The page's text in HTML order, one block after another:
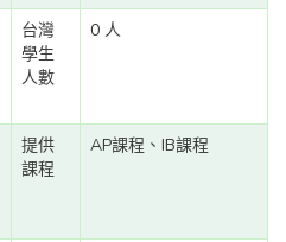
台灣
學生
人數
0 人
提供
課程
AP課程、IB課程